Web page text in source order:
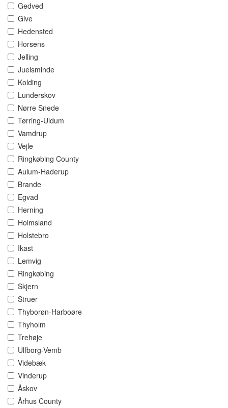
Gedved
Give
Hedensted
Horsens
Jelling
Juelsminde
Kolding
Lunderskov
Nørre Snede
Tørring-Uldum
Vamdrup
Vejle
Ringkøbing County
Aulum-Haderup
Brande
Egvad
Herning
Holmsland
Holstebro
Ikast
Lemvig
Ringkøbing
Skjern
Struer
Thyborøn-Harboøre
Thyholm
Trehøje
Ulfborg-Vemb
Videbæk
Vinderup
Åskov
Århus County